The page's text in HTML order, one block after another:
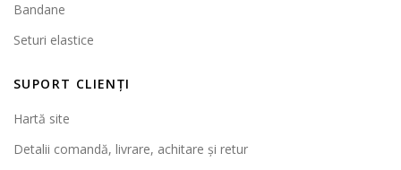
Bandane
Seturi elastice
SUPORT CLIENȚI
Hartă site
Detalii comandă, livrare, achitare și retur